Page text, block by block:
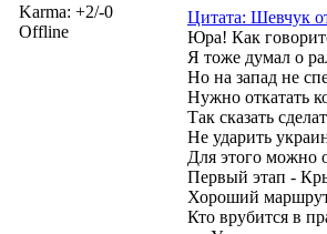
Karma: +2/-0
Offline
Цитата: Шевчук
Юра! Как
Я тоже думал о
Но на запад не
Нужно откатать
Так сказать
Не ударить
Для этого можно
Первый этап -
Хороший маршрут
Кто врубится в